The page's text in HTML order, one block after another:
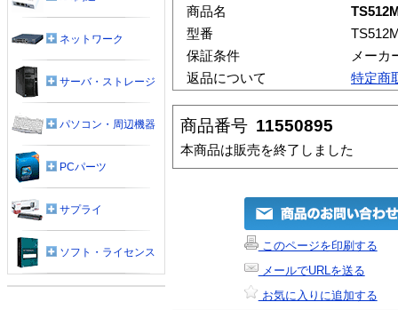
商品名
型番
保証条件
メーカ
返品について
特定商
商品番号 11550895
本商品は販売を終了しました
このページを印刷する
メールでURLを送る
お気に入りに追加する
ネットワーク
サーバ・ストレージ
パソコン・周辺機器
PCパーツ
サプライ
ソフト・ライセンス